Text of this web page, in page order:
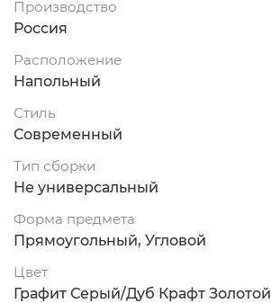
Производство
Россия
Расположение
Напольный
Стиль
Современный
Тип сборки
Не универсальный
Форма предмета
Прямоугольный, Угловой
Цвет
Графит Серый/Дуб Крафт Золотой